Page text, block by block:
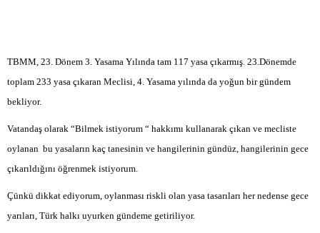
TBMM, 23. Dönem 3. Yasama Yılında tam 117 yasa çıkarmış. 23.Dönemde
toplam 233 yasa çıkaran Meclisi, 4. Yasama yılında da yoğun bir gündem
bekliyor.
Vatandaş olarak “Bilmek istiyorum “ hakkımı kullanarak çıkan ve mecliste
oylanan bu yasaların kaç tanesinin ve hangilerinin gündüz, hangilerinin gece
çıkarıldığını öğrenmek istiyorum.
Çünkü dikkat ediyorum, oylanması riskli olan yasa tasarıları her nedense gece
yarıları, Türk halkı uyurken gündeme getiriliyor.